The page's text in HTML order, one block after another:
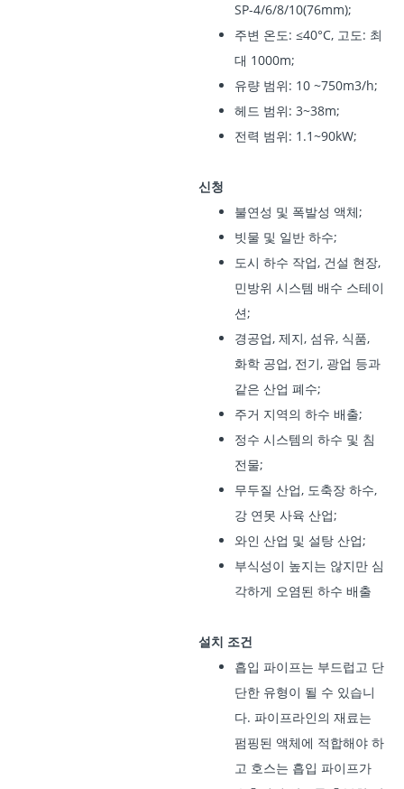
SP-4/6/8/10(76mm);
주변 온도: ≤40°C, 고도: 최
대 1000m;
유량 범위: 10 ~750m3/h;
헤드 범위: 3~38m;
전력 범위: 1.1~90kW;
신청
불연성 및 폭발성 액체;
빗물 및 일반 하수;
도시 하수 작업, 건설 현장,
민방위 시스템 배수 스테이
션;
경공업, 제지, 섬유, 식품,
화학 공업, 전기, 광업 등과
같은 산업 폐수;
주거 지역의 하수 배출;
정수 시스템의 하수 및 침
전물;
무두질 산업, 도축장 하수,
강 연못 사육 산업;
와인 산업 및 설탕 산업;
부식성이 높지는 않지만 심
각하게 오염된 하수 배출
설치 조건
흡입 파이프는 부드럽고 단
단한 유형이 될 수 있습니
다. 파이프라인의 재료는
펌핑된 액체에 적합해야 하
고 호스는 흡입 파이프가